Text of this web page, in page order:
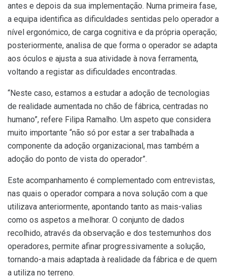
antes e depois da sua implementação. Numa primeira fase,
a equipa identifica as dificuldades sentidas pelo operador a
nível ergonómico, de carga cognitiva e da própria operação;
posteriormente, analisa de que forma o operador se adapta
aos óculos e ajusta a sua atividade à nova ferramenta,
voltando a registar as dificuldades encontradas.
“Neste caso, estamos a estudar a adoção de tecnologias
de realidade aumentada no chão de fábrica, centradas no
humano”, refere Filipa Ramalho. Um aspeto que considera
muito importante “não só por estar a ser trabalhada a
componente da adoção organizacional, mas também a
adoção do ponto de vista do operador”.
Este acompanhamento é complementado com entrevistas,
nas quais o operador compara a nova solução com a que
utilizava anteriormente, apontando tanto as mais-valias
como os aspetos a melhorar. O conjunto de dados
recolhido, através da observação e dos testemunhos dos
operadores, permite afinar progressivamente a solução,
tornando-a mais adaptada à realidade da fábrica e de quem
a utiliza no terreno.